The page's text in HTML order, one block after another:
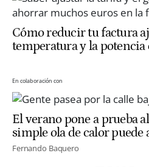
Cómo reducir tu factura
temperatura y la potencia
En colaboración con
El verano pone a prueba
simple ola de calor puede
Fernando Baquero